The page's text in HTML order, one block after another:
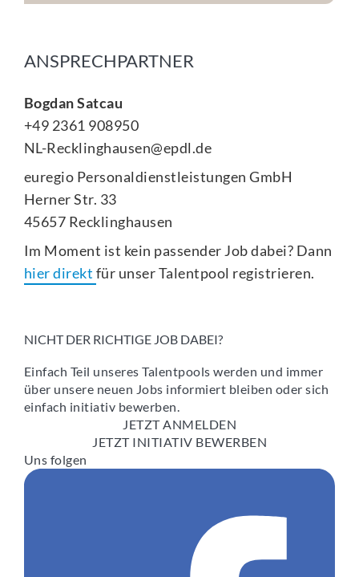
ANSPRECHPARTNER
Bogdan Satcau
+49 2361 908950
NL-Recklinghausen@epdl.de
euregio Personaldienstleistungen GmbH
Herner Str. 33
45657 Recklinghausen
Im Moment ist kein passender Job dabei? Dann
hier direkt für unser Talentpool registrieren.
NICHT DER RICHTIGE JOB DABEI?
Einfach Teil unseres Talentpools werden und immer
über unsere neuen Jobs informiert bleiben oder sich
einfach initiativ bewerben.
JETZT ANMELDEN
JETZT INITIATIV BEWERBEN
Uns folgen